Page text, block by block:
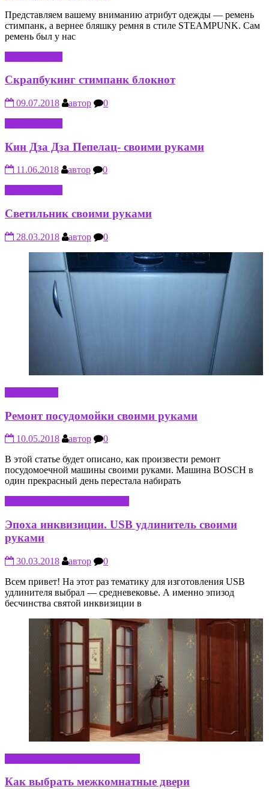
Представляем вашему вниманию атрибут одежды — ремень
стимпанк, а вернее бляшку ремня в стиле STEAMPUNK. Сам
ремень был у нас
Скрапбукинг стимпанк блокнот
09.07.2018 автор
0
Кин Дза Дза Пепелац- своими руками
11.06.2018 автор
0
Светильник своими руками
28.03.2018 автор 0
Ремонт посудомойки своими руками
10.05.2018 автор
0
В этой статье будет описано, как произвести ремонт
посудомоечной машины своими руками. Машина BOSCH в
один прекрасный день перестала набирать
Эпоха инквизиции. USB удлинитель своими
руками
30.03.2018 автор
0
Всем привет! На этот раз тематику для изготовления USB
удлинителя выбрал — средневековье. А именно эпизод
бесчинства святой инквизиции в
Как выбрать межкомнатные двери